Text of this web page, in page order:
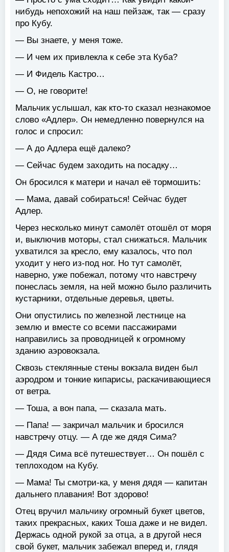
нибудь непохожий на наш пейзаж, так — сразу
про Кубу.
— Вы знаете, у меня тоже.
— И чем их привлекла к себе эта Куба?
— И Фидель Кастро…
— О, не говорите!
Мальчик услышал, как кто-то сказал незнакомое
слово «Адлер». Он немедленно повернулся на
голос и спросил:
— А до Адлера ещё далеко?
— Сейчас будем заходить на посадку…
Он бросился к матери и начал её тормошить:
— Мама, давай собираться! Сейчас будет
Адлер.
Через несколько минут самолёт отошёл от моря
и, выключив моторы, стал снижаться. Мальчик
ухватился за кресло, ему казалось, что пол
уходит у него из-под ног. Но тут самолёт,
наверно, уже побежал, потому что навстречу
понеслась земля, на ней можно было различить
кустарники, отдельные деревья, цветы.
Они опустились по железной лестнице на
землю и вместе со всеми пассажирами
направились за проводницей к огромному
зданию аэровокзала.
Сквозь стеклянные стены вокзала виден был
аэродром и тонкие кипарисы, раскачивающиеся
от ветра.
— Тоша, а вон папа, — сказала мать.
— Папа! — закричал мальчик и бросился
навстречу отцу. — А где же дядя Сима?
— Дядя Сима всё путешествует… Он пошёл с
теплоходом на Кубу.
— Мама! Ты смотри-ка, у меня дядя — капитан
дальнего плавания! Вот здорово!
Отец вручил мальчику огромный букет цветов,
таких прекрасных, каких Тоша даже и не видел.
Держась одной рукой за отца, а в другой неся
свой букет, мальчик забежал вперед и, глядя